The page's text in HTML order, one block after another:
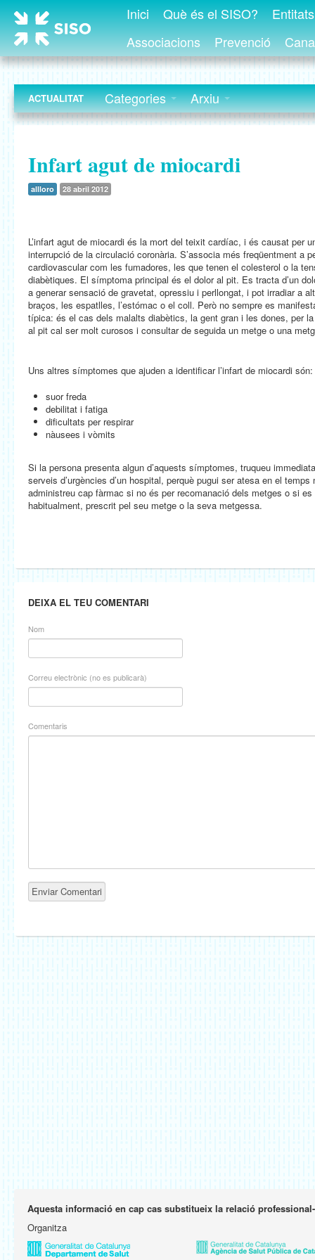
Inici Què és el SISO?
Associacions
Prevenció
ACTUALITAT Categories Arxiu
Infart agut de miocardi
allloro 28 abril 2012
L’infart agut de miocardi és la mort del teixit cardíac, i és causat per
interrupció de la circulació coronària. S’associa més freqüentment a
cardiovascular com les fumadores, les que tenen el colesterol o la
diabètiques. El símptoma principal és el dolor al pit. Es tracta d’un
a generar sensació de gravetat, opressiu i perllongat, i pot irradiar a
braços, les espatlles, l’estómac o el coll. Però no sempre es
típica: és el cas dels malalts diabètics, la gent gran i les dones, per la
al pit cal ser molt curosos i consultar de seguida un metge o una
Uns altres símptomes que ajuden a identificar l’infart de miocardi són:
suor freda
debilitat i fatiga
dificultats per respirar
nàusees i vòmits
Si la persona presenta algun d’aquests símptomes, truqueu
serveis d’urgències d’un hospital, perquè pugui ser atesa en el
administreu cap fàrmac si no és per recomanació dels metges o si es
habitualment, prescrit pel seu metge o la seva metgessa.
DEIXA EL TEU COMENTARI
Nom
Correu electrònic (no es publicarà)
Comentaris
Aquesta informació en cap cas substitueix la relació
Organitza